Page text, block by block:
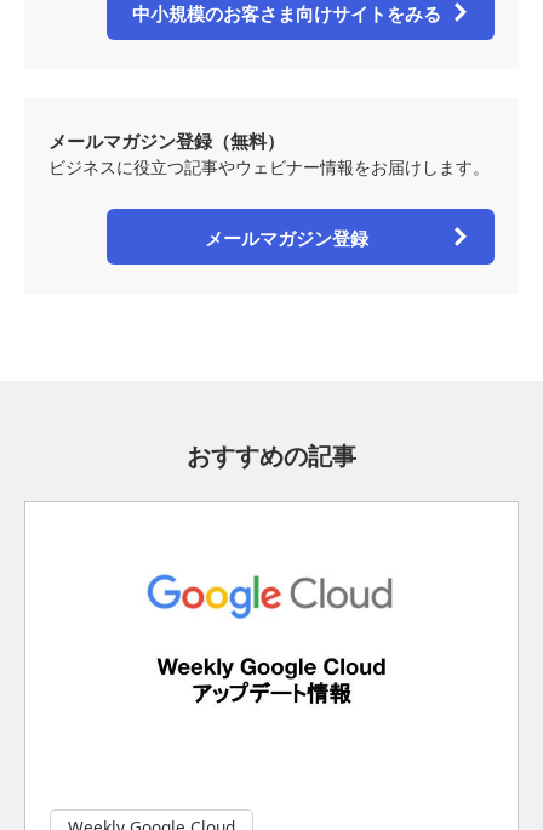
中小規模のお客さま向けサイトをみる
メールマガジン登録（無料）
ビジネスに役立つ記事やウェビナー情報をお届けします。
メールマガジン登録
おすすめの記事